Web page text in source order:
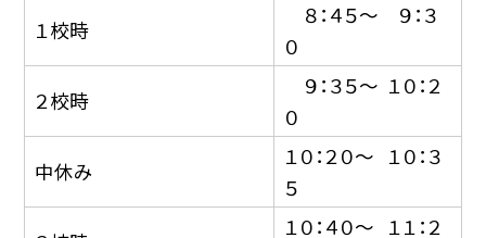
１校時
８：４５〜 ９：３
０
２校時
９：３５〜 １０：２
０
中休み
１０：２０〜 １０：３
５
１０：４０〜 １１：２